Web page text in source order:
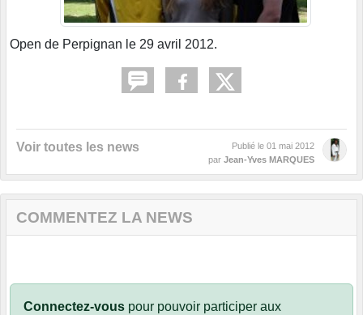
Open de Perpignan le 29 avril 2012.
Voir toutes les news Publié le 01 mai 2012
par Jean-Yves MARQUES
COMMENTEZ LA NEWS
Connectez-vous pour pouvoir participer aux